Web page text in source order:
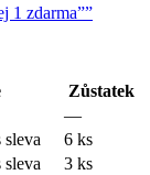
1 zdarma””
Zůstatek
—
6 ks
3 ks